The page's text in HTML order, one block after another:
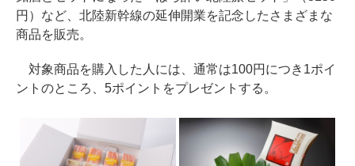
円）など、北陸新幹線の延伸開業を記念したさまざまな
商品を販売。
対象商品を購入した人には、通常は100円につき1ポイ
ントのところ、5ポイントをプレゼントする。